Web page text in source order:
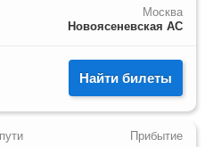
Москва
Новоясеневская АС
Найти билеты